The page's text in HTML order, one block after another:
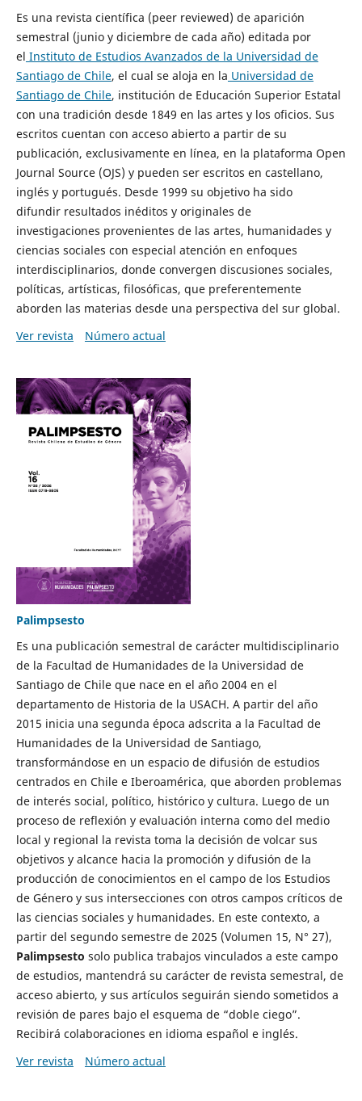
Es una revista científica (peer reviewed) de aparición
semestral (junio y diciembre de cada año) editada por
el Instituto de Estudios Avanzados de la Universidad de
Santiago de Chile, el cual se aloja en la Universidad de
Santiago de Chile, institución de Educación Superior Estatal
con una tradición desde 1849 en las artes y los oficios. Sus
escritos cuentan con acceso abierto a partir de su
publicación, exclusivamente en línea, en la plataforma Open
Journal Source (OJS) y pueden ser escritos en castellano,
inglés y portugués. Desde 1999 su objetivo ha sido
difundir resultados inéditos y originales de
investigaciones provenientes de las artes, humanidades y
ciencias sociales con especial atención en enfoques
interdisciplinarios, donde convergen discusiones sociales,
políticas, artísticas, filosóficas, que preferentemente
aborden las materias desde una perspectiva del sur global.
Ver revista
Número actual
Palimpsesto
Es una publicación semestral de carácter multidisciplinario
de la Facultad de Humanidades de la Universidad de
Santiago de Chile que nace en el año 2004 en el
departamento de Historia de la USACH. A partir del año
2015 inicia una segunda época adscrita a la Facultad de
Humanidades de la Universidad de Santiago,
transformándose en un espacio de difusión de estudios
centrados en Chile e Iberoamérica, que aborden problemas
de interés social, político, histórico y cultura. Luego de un
proceso de reflexión y evaluación interna como del medio
local y regional la revista toma la decisión de volcar sus
objetivos y alcance hacia la promoción y difusión de la
producción de conocimientos en el campo de los Estudios
de Género y sus intersecciones con otros campos críticos de
las ciencias sociales y humanidades. En este contexto, a
partir del segundo semestre de 2025 (Volumen 15, N° 27),
Palimpsesto solo publica trabajos vinculados a este campo
de estudios, mantendrá su carácter de revista semestral, de
acceso abierto, y sus artículos seguirán siendo sometidos a
revisión de pares bajo el esquema de “doble ciego”.
Recibirá colaboraciones en idioma español e inglés.
Ver revista
Número actual